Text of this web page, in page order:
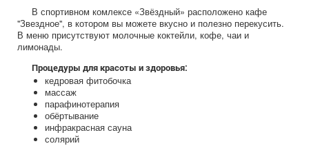
В спортивном комлексе «Звёздный» расположено кафе
"Звездное", в котором вы можете вкусно и полезно перекусить.
В меню присутствуют молочные коктейли, кофе, чаи и
лимонады.
Процедуры для красоты и здоровья:
кедровая фитобочка
массаж
парафинотерапия
обёртывание
инфракрасная сауна
солярий